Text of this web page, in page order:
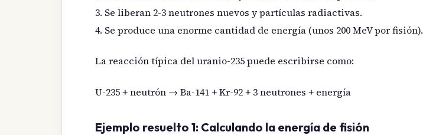
3. Se liberan 2-3 neutrones nuevos y partículas radiactivas.
4. Se produce una enorme cantidad de energía (unos 200 MeV por fisión).
La reacción típica del uranio-235 puede escribirse como:
U-235 + neutrón → Ba-141 + Kr-92 + 3 neutrones + energía
Ejemplo resuelto 1: Calculando la energía de fisión